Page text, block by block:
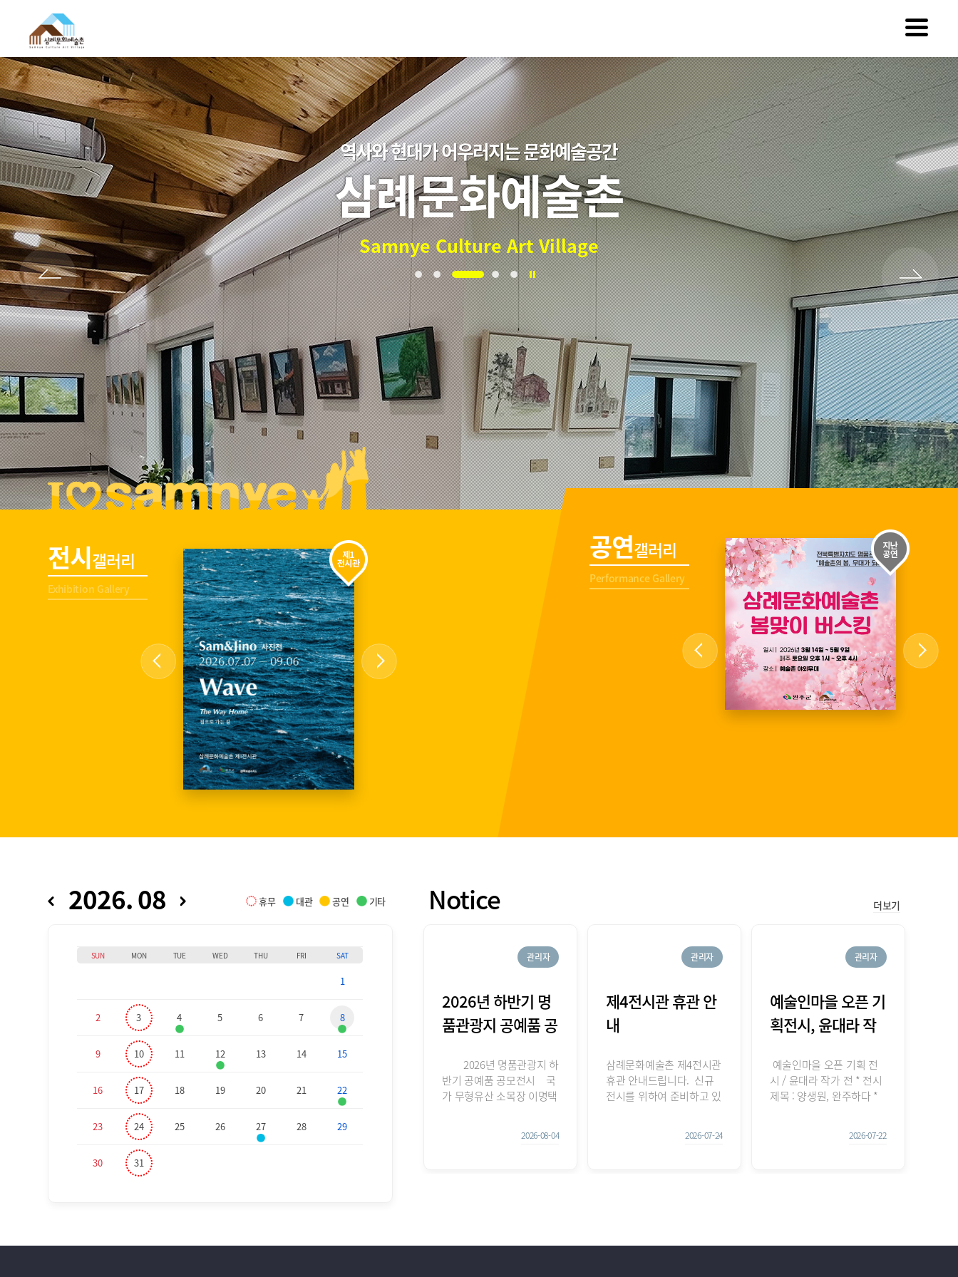
역사와 현대가 어우러지는 문화예술공간
삼례문화예술촌
Samnye Culture Art Village
전시갤러리
Exhibition Gallery
공연갤러리
Performance Gallery
2026. 08 휴무 대관 공연 기타
SUN MON TUE WED THU FRI SAT
1
2 3 4 5 6 7 8
9 10 11 12 13 14 15
16 17 18 19 20 21 22
23 24 25 26 27 28 29
30 31
Notice 더보기
관리자
2026년 하반기 명
품관광지 공예품 공
간들
2026년 명품관광지 하
반기 공예품 공모전시 국
가 무형유산 소목장 이명택
2026.08.04~12.27. ·장
2026-08-04
관리자
제4전시관 휴관 안
내
삼례문화예술촌 제4전시관
휴관 안내드립니다. 신규
전시를 위하여 준비하고 있
아뵙겠습니다. * 휴관장소
2026-07-24
관리자
예술인마을 오픈 기
획전시, 윤대라 작
주하다 >
예술인마을 오픈 기획 전
시 / 윤대라 작가 전 * 전시
제목 : 양생원, 완주하다 *
2026-07-22